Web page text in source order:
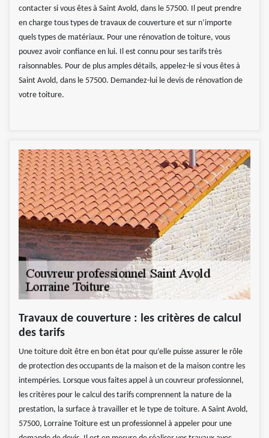
contacter si vous êtes à Saint Avold, dans le 57500. Il peut prendre
en charge tous types de travaux de couverture et sur n’importe
quels types de matériaux. Pour une rénovation de toiture, vous
pouvez avoir confiance en lui. Il est connu pour ses tarifs très
raisonnables. Pour de plus amples détails, appelez-le si vous êtes à
Saint Avold, dans le 57500. Demandez-lui le devis de rénovation de
votre toiture.
Travaux de couverture : les critères de calcul
des tarifs
Une toiture doit être en bon état pour qu’elle puisse assurer le rôle
de protection des occupants de la maison et de la maison contre les
intempéries. Lorsque vous faites appel à un couvreur professionnel,
les critères pour le calcul des tarifs comprennent la nature de la
prestation, la surface à travailler et le type de toiture. A Saint Avold,
57500, Lorraine Toiture est un professionnel à appeler pour une